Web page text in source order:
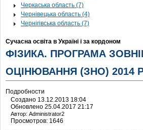
Черкаська область (7)
Чернівецька область (4)
Чернігівська область (7)
Сучасна освіта в Україні і за кордоном
ФІЗИКА. ПРОГРАМА
ОЦІНЮВАННЯ (ЗНО) 2014
Подробности
Создано 13.12.2013 18:04
Обновлено 25.04.2017 21:17
Автор: Administrator2
Просмотров: 1646